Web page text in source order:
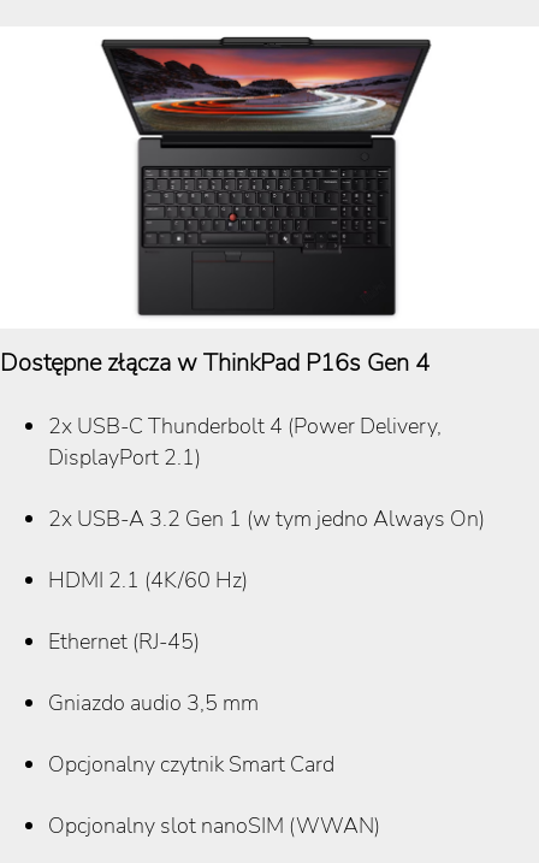
Dostępne złącza w ThinkPad P16s Gen 4
2x USB-C Thunderbolt 4 (Power Delivery,
DisplayPort 2.1)
2x USB-A 3.2 Gen 1 (w tym jedno Always On)
HDMI 2.1 (4K/60 Hz)
Ethernet (RJ-45)
Gniazdo audio 3,5 mm
Opcjonalny czytnik Smart Card
Opcjonalny slot nanoSIM (WWAN)